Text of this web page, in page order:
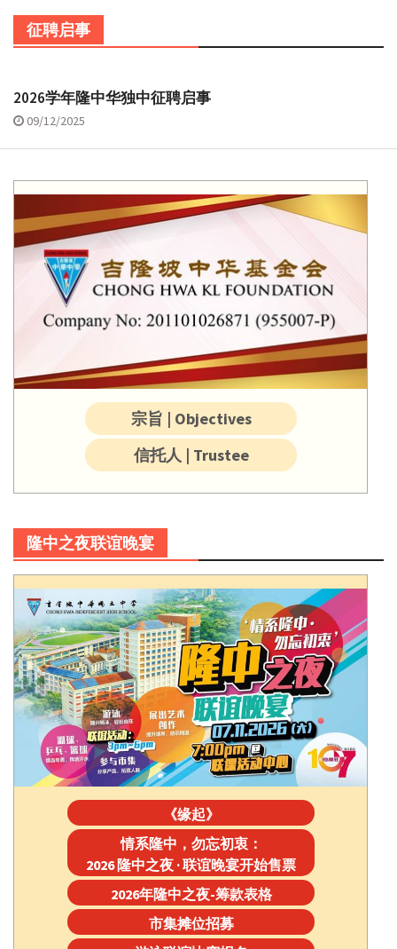
征聘启事
2026学年隆中华独中征聘启事
09/12/2025
宗旨 | Objectives
信托人 | Trustee
隆中之夜联谊晚宴
《缘起》
情系隆中，勿忘初衷：
2026 隆中之夜 · 联谊晚宴开始售票
2026年隆中之夜-筹款表格
市集摊位招募